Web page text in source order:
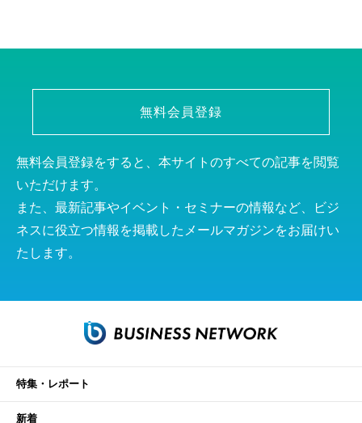
無料会員登録
無料会員登録をすると、本サイトのすべての記事を閲覧
いただけます。
また、最新記事やイベント・セミナーの情報など、ビジ
ネスに役立つ情報を掲載したメールマガジンをお届けい
たします。
特集・レポート
新着